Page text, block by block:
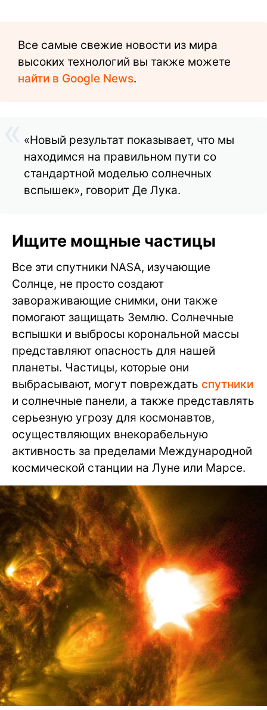
Все самые свежие новости из мира
высоких технологий вы также можете
найти в Google News.
«Новый результат показывает, что мы
находимся на правильном пути со
стандартной моделью солнечных
вспышек», говорит Де Лука.
Ищите мощные частицы
Все эти спутники NASA, изучающие
Солнце, не просто создают
завораживающие снимки, они также
помогают защищать Землю. Солнечные
вспышки и выбросы корональной массы
представляют опасность для нашей
планеты. Частицы, которые они
выбрасывают, могут повреждать спутники
и солнечные панели, а также представлять
серьезную угрозу для космонавтов,
осуществляющих внекорабельную
активность за пределами Международной
космической станции на Луне или Марсе.